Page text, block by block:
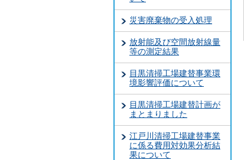
災害廃棄物の受入処理
放射能及び空間放射線量
等の測定結果
目黒清掃工場建替事業環
境影響評価について
目黒清掃工場建替計画が
まとまりました
江戸川清掃工場建替事業
に係る費用対効果分析結
果について